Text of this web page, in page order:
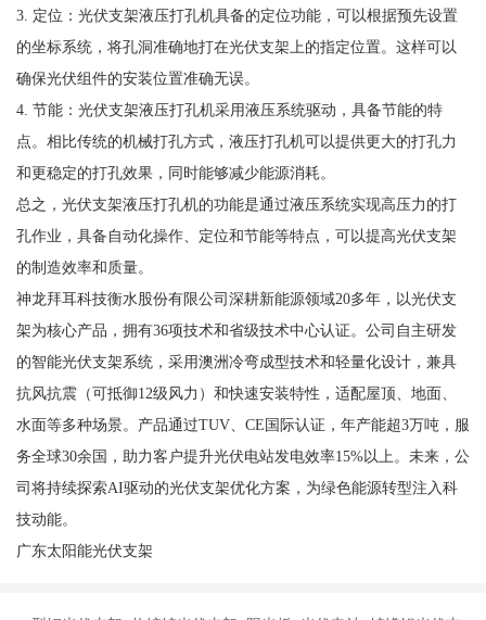
3. 定位：光伏支架液压打孔机具备的定位功能，可以根据预先设置
的坐标系统，将孔洞准确地打在光伏支架上的指定位置。这样可以
确保光伏组件的安装位置准确无误。
4. 节能：光伏支架液压打孔机采用液压系统驱动，具备节能的特
点。相比传统的机械打孔方式，液压打孔机可以提供更大的打孔力
和更稳定的打孔效果，同时能够减少能源消耗。
总之，光伏支架液压打孔机的功能是通过液压系统实现高压力的打
孔作业，具备自动化操作、定位和节能等特点，可以提高光伏支架
的制造效率和质量。
神龙拜耳科技衡水股份有限公司深耕新能源领域20多年，以光伏支
架为核心产品，拥有36项技术和省级技术中心认证。公司自主研发
的智能光伏支架系统，采用澳洲冷弯成型技术和轻量化设计，兼具
抗风抗震（可抵御12级风力）和快速安装特性，适配屋顶、地面、
水面等多种场景。产品通过TUV、CE国际认证，年产能超3万吨，服
务全球30余国，助力客户提升光伏电站发电效率15%以上。未来，公
司将持续探索AI驱动的光伏支架优化方案，为绿色能源转型注入科
技动能。
广东太阳能光伏支架